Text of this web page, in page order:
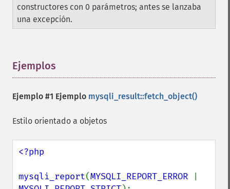
constructores con 0 parámetros; antes se lanzaba
una excepción.
Ejemplos
Ejemplo #1 Ejemplo mysqli_result::fetch_object()
Estilo orientado a objetos
<?php
mysqli_report(MYSQLI_REPORT_ERROR